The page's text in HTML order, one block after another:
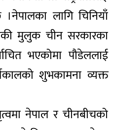
लागि चिनियाँ
मुलुक चीन सरकारका
भएकोमा पौडेललाई
शुभकामना व्यक्त
नेपाल र चीनबीचको